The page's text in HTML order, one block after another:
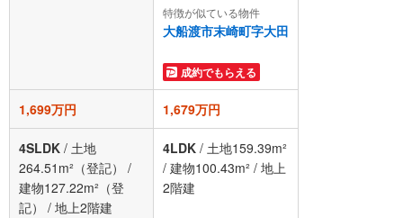
特徴が似ている物件
大船渡市末崎町字大田
成約でもらえる
1,699万円 1,679万円
4SLDK / 土地
264.51m²（登記）
/
建物127.22m²（登
記）
/ 地上2階建
4LDK / 土地159.39m²
/ 建物100.43m² / 地上
2階建